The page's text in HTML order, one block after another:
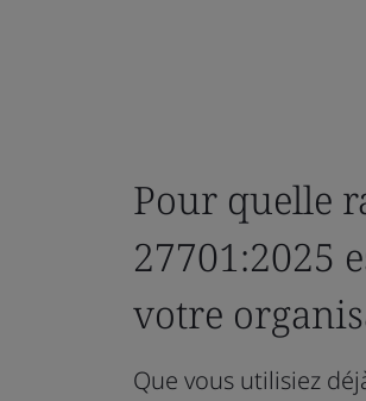
Pour quelle
27701:2025
votre
Que vous utilisiez